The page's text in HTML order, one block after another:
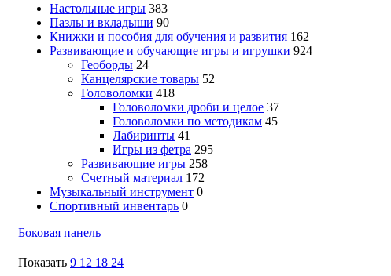
Настольные игры 383
Пазлы и вкладыши 90
Книжки и пособия для обучения и развития 162
Развивающие и обучающие игры и игрушки 924
Геоборды 24
Канцелярские товары 52
Головоломки 418
Головоломки дроби и целое 37
Головоломки по методикам 45
Лабиринты 41
Игры из фетра 295
Развивающие игры 258
Счетный материал 172
Музыкальный инструмент 0
Спортивный инвентарь 0
Боковая панель
Показать 9 12 18 24